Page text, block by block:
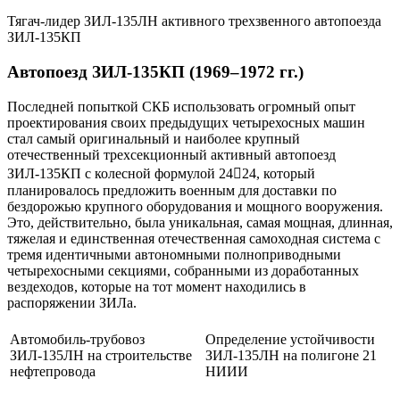
Тягач-лидер ЗИЛ-135ЛН активного трехзвенного автопоезда
ЗИЛ-135КП
Автопоезд ЗИЛ-135КП (1969–1972 гг.)
Последней попыткой СКБ использовать огромный опыт
проектирования своих предыдущих четырехосных машин
стал самый оригинальный и наиболее крупный
отечественный трехсекционный активный автопоезд
ЗИЛ-135КП с колесной формулой 2424, который
планировалось предложить военным для доставки по
бездорожью крупного оборудования и мощного вооружения.
Это, действительно, была уникальная, самая мощная, длинная,
тяжелая и единственная отечественная самоходная система с
тремя идентичными автономными полноприводными
четырехосными секциями, собранными из доработанных
вездеходов, которые на тот момент находились в
распоряжении ЗИЛа.
Автомобиль-трубовоз
ЗИЛ-135ЛН на строительстве
нефтепровода
Определение устойчивости
ЗИЛ-135ЛН на полигоне 21
НИИИ